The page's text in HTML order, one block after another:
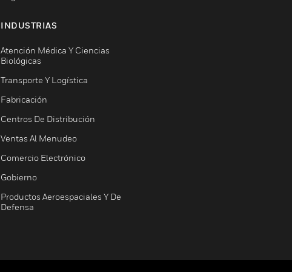
INDUSTRIAS
Atención Médica Y Ciencias
Biológicas
Transporte Y Logística
Fabricación
Centros De Distribución
Ventas Al Menudeo
Comercio Electrónico
Gobierno
Productos Aeroespaciales Y De
Defensa